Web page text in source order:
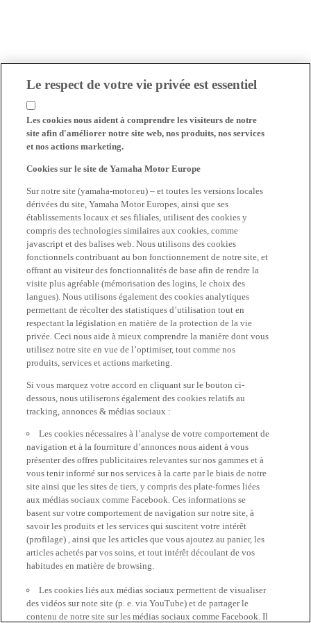
Le respect de votre vie privée est essentiel
Les cookies nous aident à comprendre les visiteurs de notre
site afin d'améliorer notre site web, nos produits, nos services
et nos actions marketing.
Cookies sur le site de Yamaha Motor Europe
Sur notre site (yamaha-motor.eu) – et toutes les versions locales
dérivées du site, Yamaha Motor Europes, ainsi que ses
établissements locaux et ses filiales, utilisent des cookies y
compris des technologies similaires aux cookies, comme
javascript et des balises web. Nous utilisons des cookies
fonctionnels contribuant au bon fonctionnement de notre site, et
offrant au visiteur des fonctionnalités de base afin de rendre la
visite plus agréable (mémorisation des logins, le choix des
langues). Nous utilisons également des cookies analytiques
permettant de récolter des statistiques d’utilisation tout en
respectant la législation en matière de la protection de la vie
privée. Ceci nous aide à mieux comprendre la manière dont vous
utilisez notre site en vue de l’optimiser, tout comme nos
produits, services et actions marketing.
Si vous marquez votre accord en cliquant sur le bouton ci-
dessous, nous utiliserons également des cookies relatifs au
tracking, annonces & médias sociaux :
Les cookies nécessaires à l’analyse de votre comportement de
navigation et à la fourniture d’annonces nous aident à vous
présenter des offres publicitaires relevantes sur nos gammes et à
vous tenir informé sur nos services à la carte par le biais de notre
site ainsi que les sites de tiers, y compris des plate-formes liées
aux médias sociaux comme Facebook. Ces informations se
basent sur votre comportement de navigation sur notre site, à
savoir les produits et les services qui suscitent votre intérêt
(profilage) , ainsi que les articles que vous ajoutez au panier, les
articles achetés par vos soins, et tout intérêt découlant de vos
habitudes en matière de browsing.
Les cookies liés aux médias sociaux permettent de visualiser
des vidéos sur note site (p. e. via YouTube) et de partager le
contenu de notre site sur les médias sociaux comme Facebook. Il